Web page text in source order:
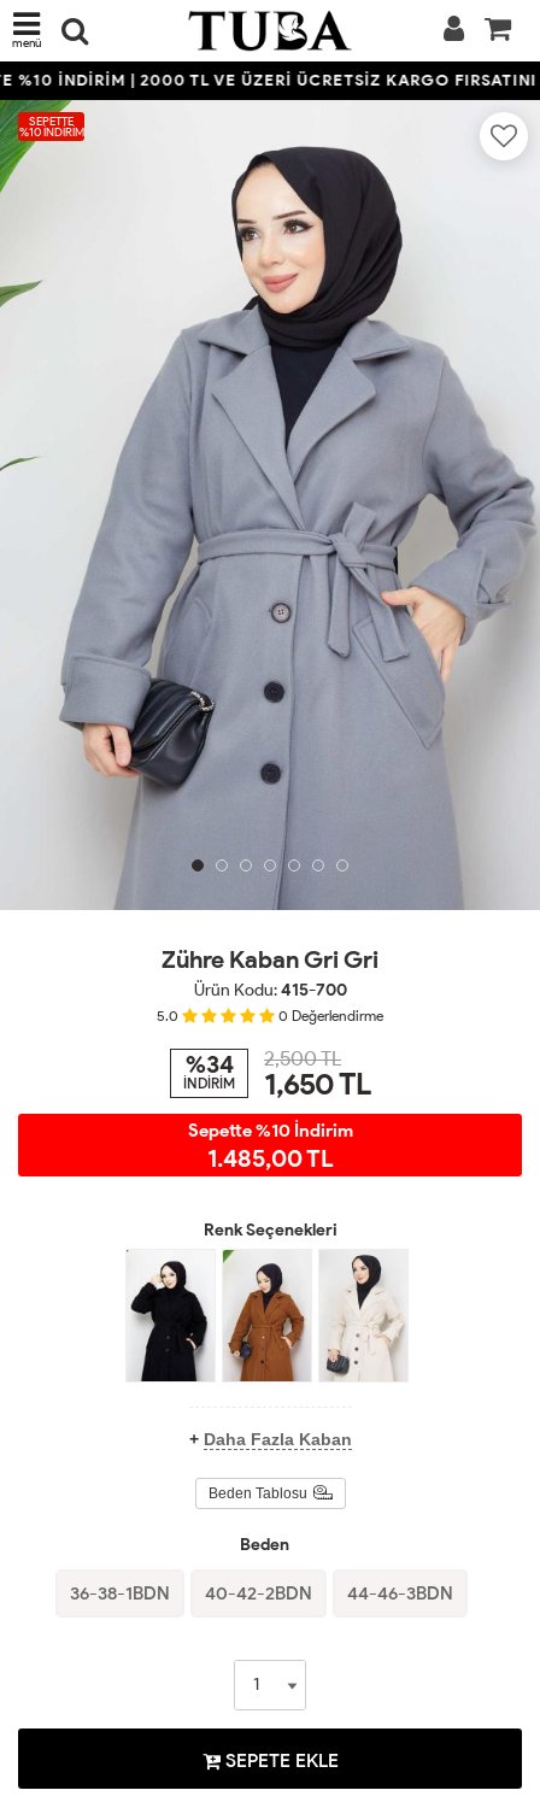
menü
İNDİRİM | 2000 TL VE ÜZERİ ÜCRETSİZ KARGO FIRSATINI
SEPETTE
%10 İNDIRIM
Zühre Kaban Gri Gri
Ürün Kodu:415-700
5.0 0 Değerlendirme
%34
İNDİRİM
2,500 TL
1,650TL
Sepette %10 İndirim
1.485,00 TL
Renk Seçenekleri
+ Daha Fazla Kaban
Beden Tablosu
Beden
36-38-1BDN 40-42-2BDN 44-46-3BDN
SEPETE EKLE